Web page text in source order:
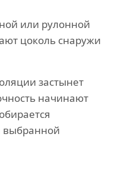
или рулонной
цоколь снаружи
застынет
начинают
выбранной